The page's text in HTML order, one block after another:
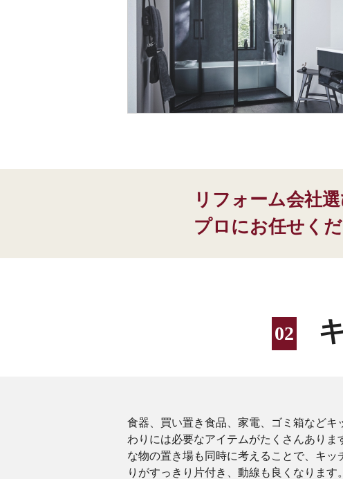
リフォーム会社
プロにお任せく
食器、買い置き食品、家電、ゴミ箱などキ
わりには必要なアイテムがたくさんありま
な物の置き場も同時に考えることで、キッ
りがすっきり片付き、動線も良くなります。